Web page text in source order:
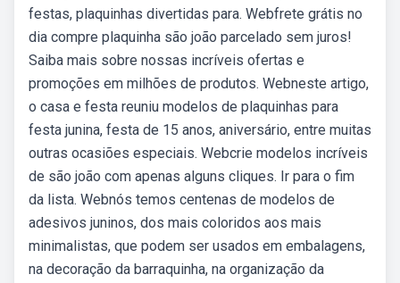
festas, plaquinhas divertidas para. Webfrete grátis no
dia compre plaquinha são joão parcelado sem juros!
Saiba mais sobre nossas incríveis ofertas e
promoções em milhões de produtos. Webneste artigo,
o casa e festa reuniu modelos de plaquinhas para
festa junina, festa de 15 anos, aniversário, entre muitas
outras ocasiões especiais. Webcrie modelos incríveis
de são joão com apenas alguns cliques. Ir para o fim
da lista. Webnós temos centenas de modelos de
adesivos juninos, dos mais coloridos aos mais
minimalistas, que podem ser usados em embalagens,
na decoração da barraquinha, na organização da